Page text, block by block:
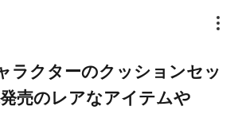
ラクターのクッションセッ
売のレアなアイテムや